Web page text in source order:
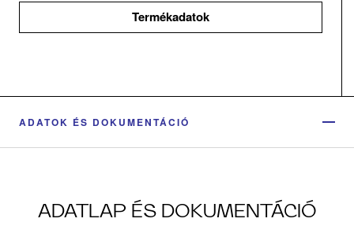
Termékadatok
ADATOK ÉS DOKUMENTÁCIÓ
ADATLAP ÉS DOKUMENTÁCIÓ